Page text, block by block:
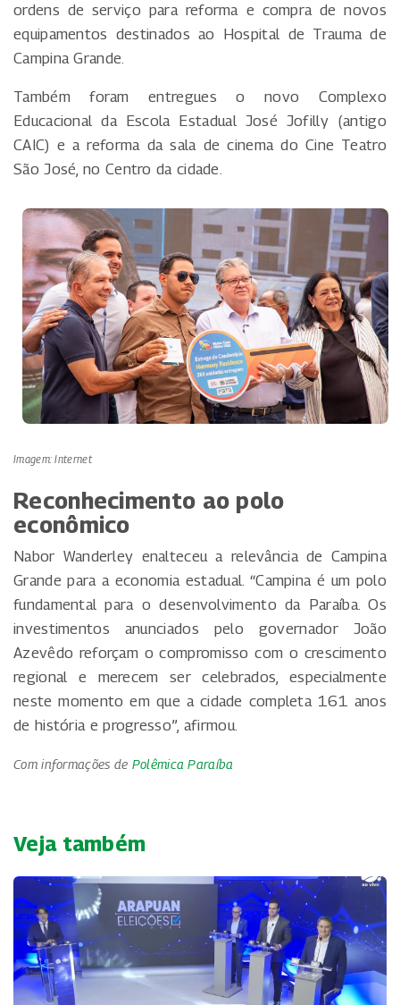
ordens de serviço para reforma e compra de novos
equipamentos destinados ao Hospital de Trauma de
Campina Grande.
Também foram entregues o novo Complexo
Educacional da Escola Estadual José Jofilly (antigo
CAIC) e a reforma da sala de cinema do Cine Teatro
São José, no Centro da cidade.
Imagem: Internet
Reconhecimento ao polo
econômico
Nabor Wanderley enalteceu a relevância de Campina
Grande para a economia estadual. “Campina é um polo
fundamental para o desenvolvimento da Paraíba. Os
investimentos anunciados pelo governador João
Azevêdo reforçam o compromisso com o crescimento
regional e merecem ser celebrados, especialmente
neste momento em que a cidade completa 161 anos
de história e progresso”, afirmou.
Com informações de Polêmica Paraíba
Veja também